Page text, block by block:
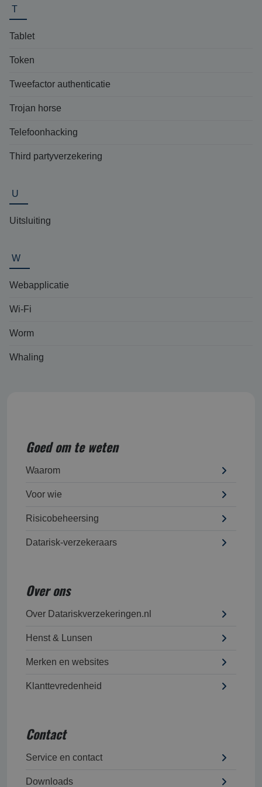
T
Tablet
Token
Tweefactor authenticatie
Trojan horse
Telefoonhacking
Third partyverzekering
U
Uitsluiting
W
Webapplicatie
Wi-Fi
Worm
Whaling
Goed om te weten
Waarom
Voor wie
Risicobeheersing
Datarisk-verzekeraars
Over ons
Over Datariskverzekeringen.nl
Henst & Lunsen
Merken en websites
Klanttevredenheid
Contact
Service en contact
Downloads